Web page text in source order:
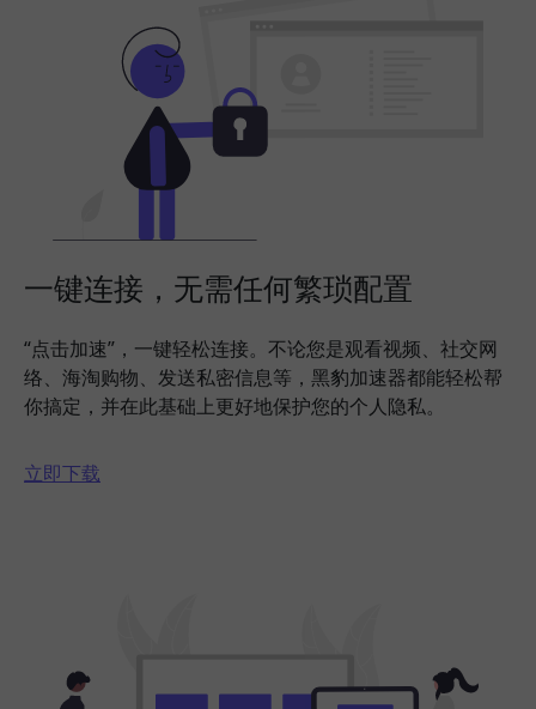
一键连接，无需任何繁琐配置
“点击加速”，一键轻松连接。不论您是观看视频、社交网
络、海淘购物、发送私密信息等，黑豹加速器都能轻松帮
你搞定，并在此基础上更好地保护您的个人隐私。
立即下载